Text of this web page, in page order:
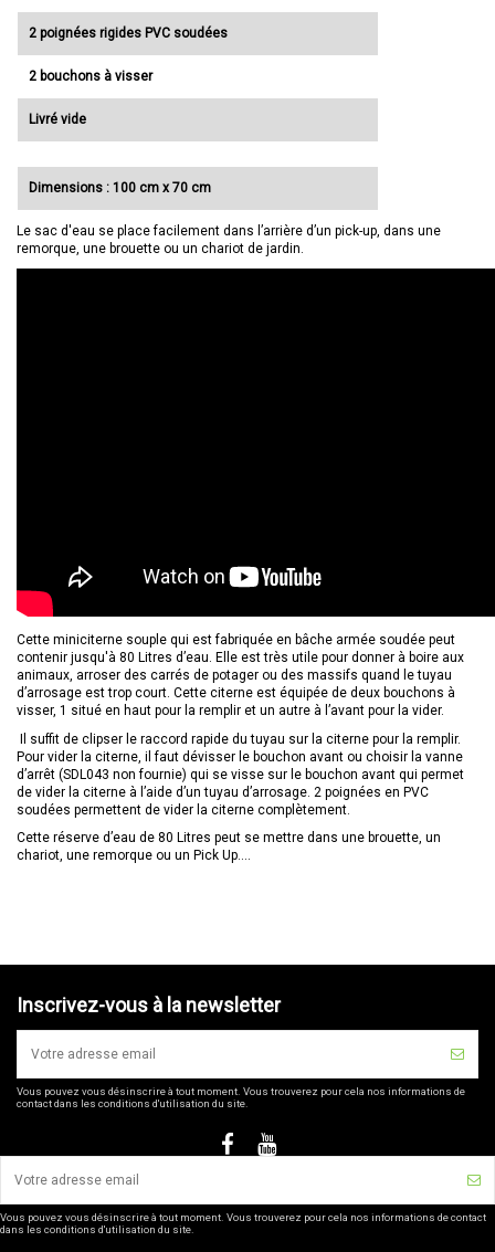
2 poignées rigides PVC soudées
2 bouchons à visser
Livré vide
Dimensions : 100 cm x 70 cm
Le sac d'eau se place facilement dans l’arrière d’un pick-up, dans une
remorque, une brouette ou un chariot de jardin.
Cette miniciterne souple qui est fabriquée en bâche armée soudée peut
contenir jusqu'à 80 Litres d’eau. Elle est très utile pour donner à boire aux
animaux, arroser des carrés de potager ou des massifs quand le tuyau
d’arrosage est trop court. Cette citerne est équipée de deux bouchons à
visser, 1 situé en haut pour la remplir et un autre à l’avant pour la vider.
Il suffit de clipser le raccord rapide du tuyau sur la citerne pour la remplir.
Pour vider la citerne, il faut dévisser le bouchon avant ou choisir la vanne
d’arrêt (SDL043 non fournie) qui se visse sur le bouchon avant qui permet
de vider la citerne à l’aide d’un tuyau d’arrosage. 2 poignées en PVC
soudées permettent de vider la citerne complètement.
Cette réserve d’eau de 80 Litres peut se mettre dans une brouette, un
chariot, une remorque ou un Pick Up….
Inscrivez-vous à la newsletter
Vous pouvez vous désinscrire à tout moment. Vous trouverez pour cela nos informations de
contact dans les conditions d'utilisation du site.
Vous pouvez vous désinscrire à tout moment. Vous trouverez pour cela nos informations de contact
dans les conditions d'utilisation du site.